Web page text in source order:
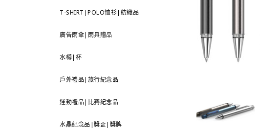
T-SHIRT|POLO恤衫|紡織品
廣告雨傘|雨具贈品
水樽|杯
戶外禮品|旅行紀念品
運動禮品|比賽紀念品
水晶紀念品|獎盃|獎牌